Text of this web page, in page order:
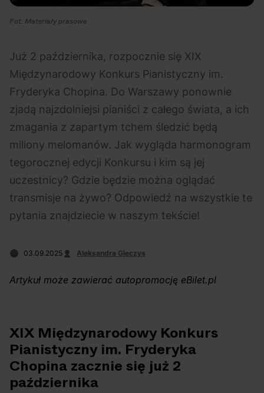
Polecane Scena Impostora 06.08.2026
Kto jest
prawdziwym fanem
Chivasa?
eBilet Festiwal 05.08.2026
Aplikacja
KAMAAAN nową
inicjatywą eBilet
jednoczącą fanów
Arctic Monkeys i
Horizon. Lustrzane
Odkryj wyjątkowe
miesiąc wakacji!
Fot. Materiały prasowe
Już 2 października, rozpocznie się XIX
Międzynarodowy Konkurs Pianistyczny im.
Fryderyka Chopina. Do Warszawy ponownie
zjadą najzdolniejsi pianiści z całego świata, a ich
zmagania z zapartym tchem śledzić będą
miliony melomanów. Jak wygląda harmonogram
tegorocznej edycji Konkursu i kim są jej
uczestnicy? Gdzie będzie można oglądać
transmisje na żywo? Odpowiedź na wszystkie te
pytania znajdziecie w naszym tekście!
03.09.2025 Aleksandra Gieczys
Artykuł może zawierać autopromocję eBilet.pl
XIX Międzynarodowy Konkurs
Pianistyczny im. Fryderyka
Chopina zacznie się już 2
października